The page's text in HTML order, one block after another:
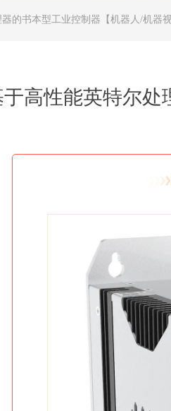
高性能英特尔处
的书本型工业控制器【机器人/机器视